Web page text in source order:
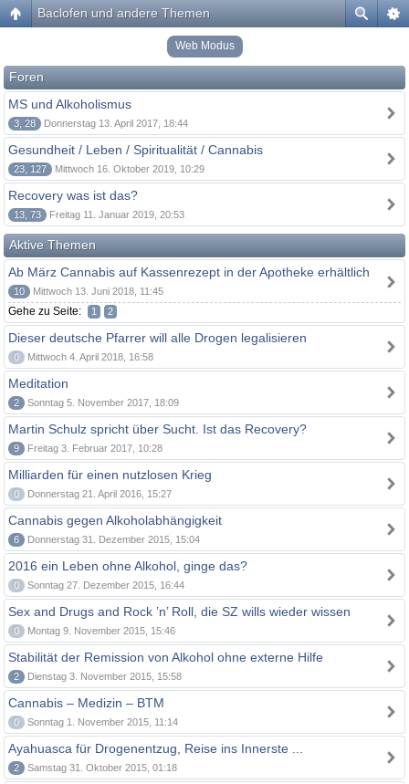
Baclofen und andere Themen
Web Modus
Foren
MS und Alkoholismus
3, 28 Donnerstag 13. April 2017, 18:44
Gesundheit / Leben / Spiritualität / Cannabis
23, 127 Mittwoch 16. Oktober 2019, 10:29
Recovery was ist das?
13, 73 Freitag 11. Januar 2019, 20:53
Aktive Themen
Ab März Cannabis auf Kassenrezept in der Apotheke erhältlich
10 Mittwoch 13. Juni 2018, 11:45
Gehe zu Seite: 1 2
Dieser deutsche Pfarrer will alle Drogen legalisieren
0 Mittwoch 4. April 2018, 16:58
Meditation
2 Sonntag 5. November 2017, 18:09
Martin Schulz spricht über Sucht. Ist das Recovery?
9 Freitag 3. Februar 2017, 10:28
Milliarden für einen nutzlosen Krieg
0 Donnerstag 21. April 2016, 15:27
Cannabis gegen Alkoholabhängigkeit
6 Donnerstag 31. Dezember 2015, 15:04
2016 ein Leben ohne Alkohol, ginge das?
0 Sonntag 27. Dezember 2015, 16:44
Sex and Drugs and Rock ’n’ Roll, die SZ wills wieder wissen
0 Montag 9. November 2015, 15:46
Stabilität der Remission von Alkohol ohne externe Hilfe
2 Dienstag 3. November 2015, 15:58
Cannabis – Medizin – BTM
0 Sonntag 1. November 2015, 11:14
Ayahuasca für Drogenentzug, Reise ins Innerste ...
2 Samstag 31. Oktober 2015, 01:18